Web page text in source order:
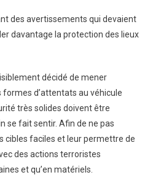
des avertissements qui devaient
davantage la protection des lieux
décidé de mener
d’attentats au véhicule
très solides doivent être
se fait sentir. Afin de ne pas
cibles faciles et leur permettre de
des actions terroristes
et qu’en matériels.